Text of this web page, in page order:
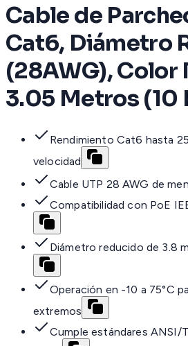
Cable de
Cat6, Diámetro
(28AWG), Color
3.05 Metros (10
Rendimiento Cat6 hasta
velocidad
Cable UTP 28 AWG de
Compatibilidad con PoE
Diámetro reducido de 3.8
Operación en -10 a 75°C
extremos
Cumple estándares ANSI/